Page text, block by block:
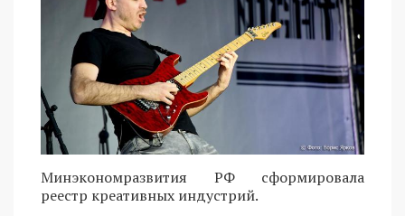
Минэкономразвития РФ сформировала
реестр креативных индустрий.